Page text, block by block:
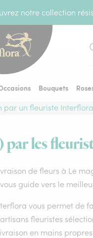
notre collection
Bouquets
par un fleuriste Interflora
les
de fleurs à Le
guide vers le
vous permet de
fleuristes
en mains